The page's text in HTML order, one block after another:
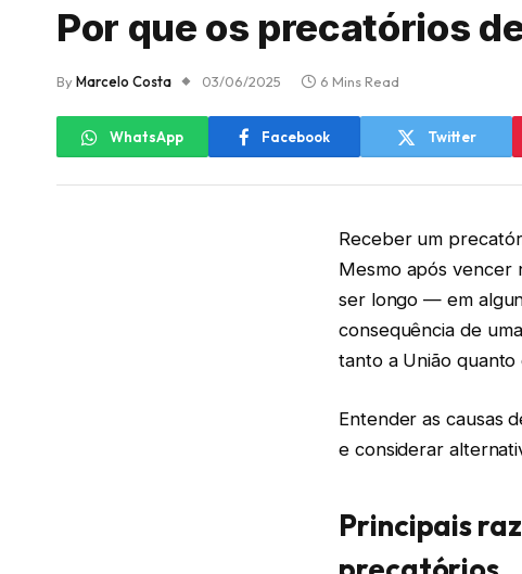
Por que os precatórios
ByMarcelo Costa 03/06/2025 6 Mins Read
WhatsApp Facebook Twitter
Receber um
Mesmo após vencer
ser longo — em
consequência de
tanto a União quanto
Entender as causas
e considerar
Principais